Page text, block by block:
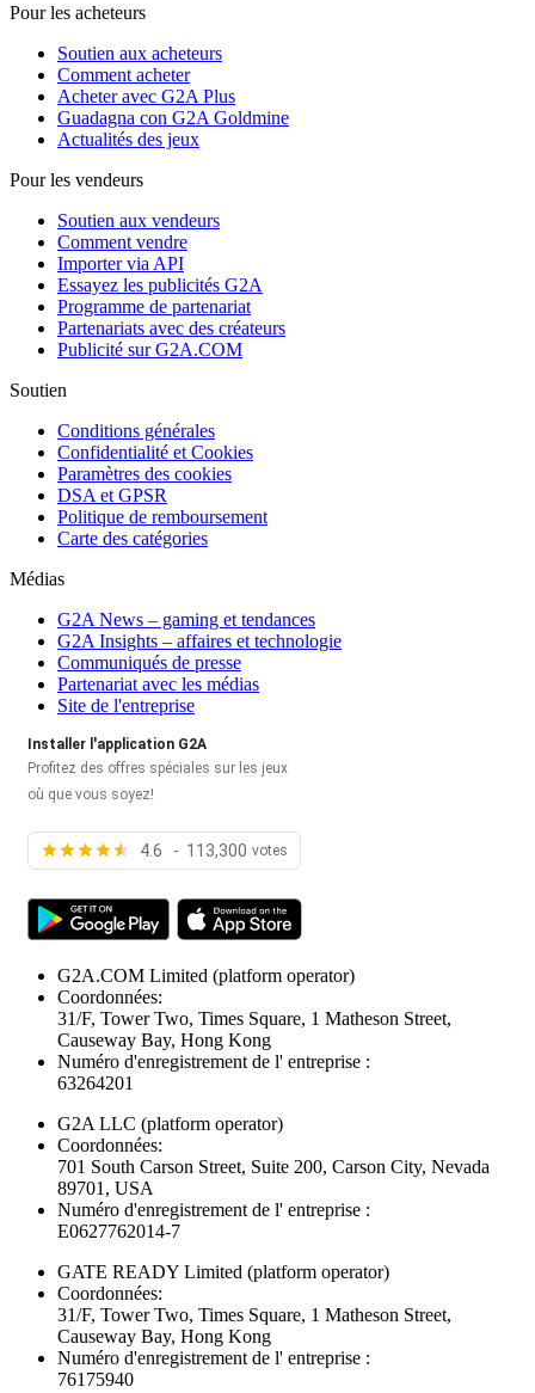
Pour les acheteurs
Soutien aux acheteurs
Comment acheter
Acheter avec G2A Plus
Guadagna con G2A Goldmine
Actualités des jeux
Pour les vendeurs
Soutien aux vendeurs
Comment vendre
Importer via API
Essayez les publicités G2A
Programme de partenariat
Partenariats avec des créateurs
Publicité sur G2A.COM
Soutien
Conditions générales
Confidentialité et Cookies
Paramètres des cookies
DSA et GPSR
Politique de remboursement
Carte des catégories
Médias
G2A News – gaming et tendances
G2A Insights – affaires et technologie
Communiqués de presse
Partenariat avec les médias
Site de l'entreprise
Installer l'application G2A
Profitez des offres spéciales sur les jeux
où que vous soyez!
4.6 - 113,300 votes
G2A.COM Limited (platform operator)
Coordonnées:
31/F, Tower Two, Times Square, 1 Matheson Street,
Causeway Bay, Hong Kong
Numéro d'enregistrement de l' entreprise :
63264201
G2A LLC (platform operator)
Coordonnées:
701 South Carson Street, Suite 200, Carson City, Nevada
89701, USA
Numéro d'enregistrement de l' entreprise :
E0627762014-7
GATE READY Limited (platform operator)
Coordonnées:
31/F, Tower Two, Times Square, 1 Matheson Street,
Causeway Bay, Hong Kong
Numéro d'enregistrement de l' entreprise :
76175940